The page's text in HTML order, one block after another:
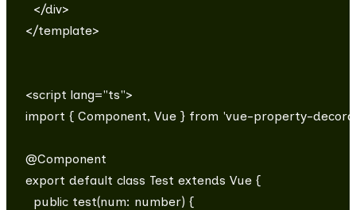
  </div>
</template>
<script lang="ts">
import { Component, Vue } from 'vue-property-
@Component
export default class Test extends Vue {
  public test(num: number) {